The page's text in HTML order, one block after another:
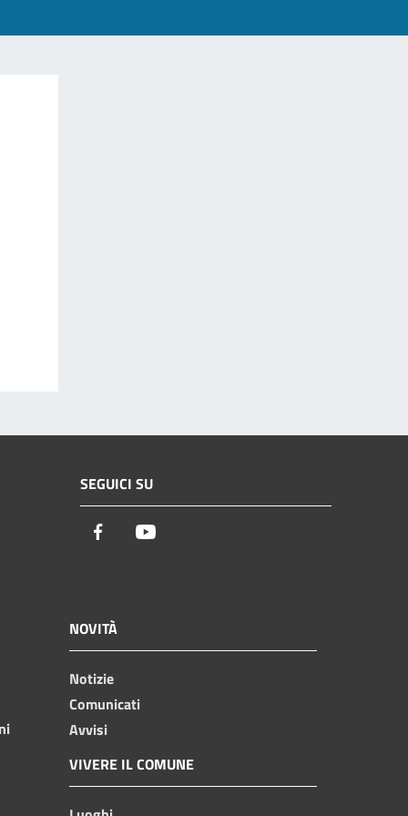
SEGUICI SU
Facebook
NOVITÀ
Notizie
Comunicati
Avvisi
VIVERE IL COMUNE